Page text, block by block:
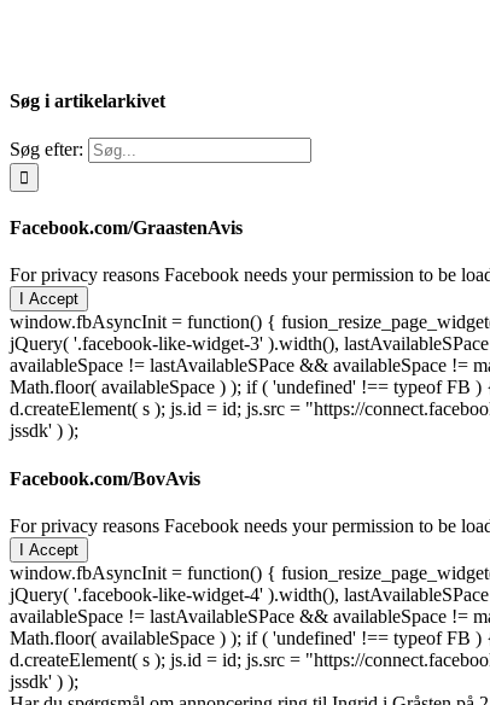
Søg i artikelarkivet
Søg efter:
Facebook.com/GraastenAvis
For privacy reasons Facebook needs your permission to be
I Accept
window.fbAsyncInit = function() {
jQuery( '.facebook-like-widget-3' ).width(),
availableSpace != lastAvailableSPace && availableSpace !=
Math.floor( availableSpace ) ); if ( 'undefined' !== typeof
d.createElement( s ); js.id = id; js.src = "https://
jssdk' ) );
Facebook.com/BovAvis
For privacy reasons Facebook needs your permission to be
I Accept
window.fbAsyncInit = function() {
jQuery( '.facebook-like-widget-4' ).width(),
availableSpace != lastAvailableSPace && availableSpace !=
Math.floor( availableSpace ) ); if ( 'undefined' !== typeof
d.createElement( s ); js.id = id; js.src = "https://
jssdk' ) );